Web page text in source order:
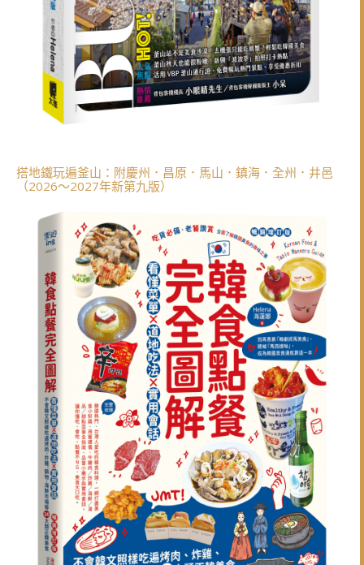
搭地鐵玩遍釜山：附慶州．昌原．馬山．鎮海．全州．井邑
（2026～2027年新第九版）